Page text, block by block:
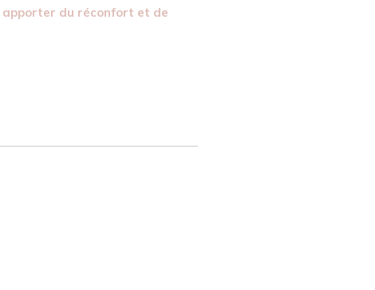
apporter du réconfort et de